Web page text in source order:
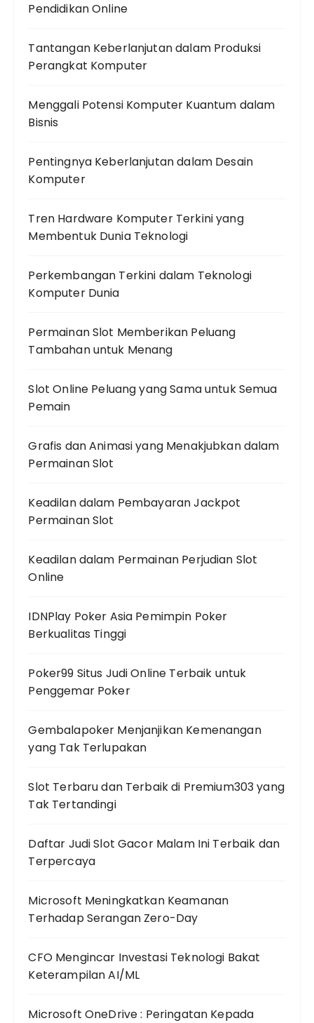
Pendidikan Online
Tantangan Keberlanjutan dalam Produksi
Perangkat Komputer
Menggali Potensi Komputer Kuantum dalam
Bisnis
Pentingnya Keberlanjutan dalam Desain
Komputer
Tren Hardware Komputer Terkini yang
Membentuk Dunia Teknologi
Perkembangan Terkini dalam Teknologi
Komputer Dunia
Permainan Slot Memberikan Peluang
Tambahan untuk Menang
Slot Online Peluang yang Sama untuk Semua
Pemain
Grafis dan Animasi yang Menakjubkan dalam
Permainan Slot
Keadilan dalam Pembayaran Jackpot
Permainan Slot
Keadilan dalam Permainan Perjudian Slot
Online
IDNPlay Poker Asia Pemimpin Poker
Berkualitas Tinggi
Poker99 Situs Judi Online Terbaik untuk
Penggemar Poker
Gembalapoker Menjanjikan Kemenangan
yang Tak Terlupakan
Slot Terbaru dan Terbaik di Premium303 yang
Tak Tertandingi
Daftar Judi Slot Gacor Malam Ini Terbaik dan
Terpercaya
Microsoft Meningkatkan Keamanan
Terhadap Serangan Zero-Day
CFO Mengincar Investasi Teknologi Bakat
Keterampilan AI/ML
Microsoft OneDrive : Peringatan Kepada